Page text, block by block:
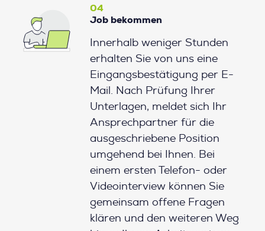
04
Job bekommen
Innerhalb weniger Stunden
erhalten Sie von uns eine
Eingangsbestätigung per E-
Mail. Nach Prüfung Ihrer
Unterlagen, meldet sich Ihr
Ansprechpartner für die
ausgeschriebene Position
umgehend bei Ihnen. Bei
einem ersten Telefon- oder
Videointerview können Sie
gemeinsam offene Fragen
klären und den weiteren Weg